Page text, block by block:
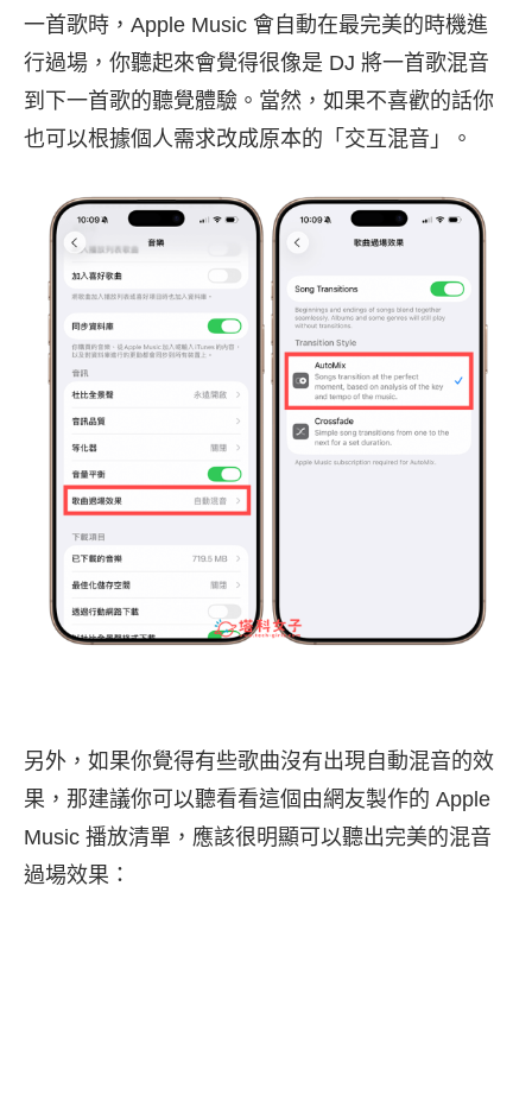
一首歌時，Apple Music 會自動在最完美的時機進
行過場，你聽起來會覺得很像是 DJ 將一首歌混音
到下一首歌的聽覺體驗。當然，如果不喜歡的話你
也可以根據個人需求改成原本的「交互混音」。
另外，如果你覺得有些歌曲沒有出現自動混音的效
果，那建議你可以聽看看這個由網友製作的 Apple
Music 播放清單，應該很明顯可以聽出完美的混音
過場效果：